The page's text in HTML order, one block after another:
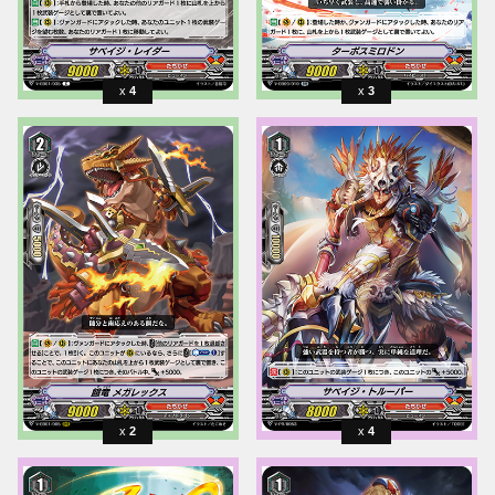
4 3
2 4